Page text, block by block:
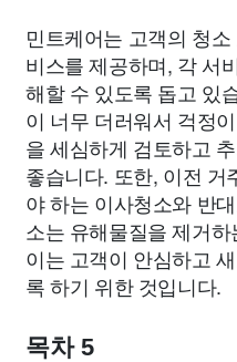
민트케어는 고객의 청
비스를 제공하며, 각 서
해할 수 있도록 돕고 있
이 너무 더러워서 걱정
을 세심하게 검토하고
좋습니다. 또한, 이전 거
야 하는 이사청소와 반
소는 유해물질을 제거
이는 고객이 안심하고
록 하기 위한 것입니다.
목차 5